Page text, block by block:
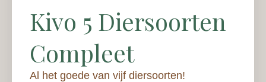
Kivo 5 Diersoorten
Compleet
Al het goede van vijf diersoorten!